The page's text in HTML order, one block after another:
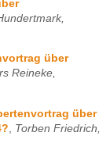
über
Reineke,
über
Torben Friedrich,